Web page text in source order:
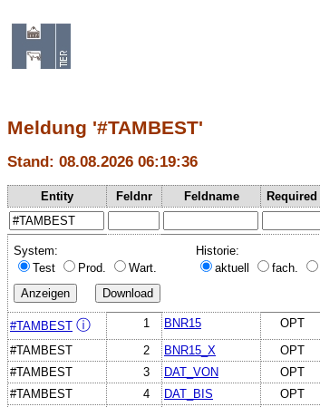
Meldung '#TAMBEST'
Stand: 08.08.2026 06:19:36
Entity Feldnr Feldname Required
System:
Test
Prod. Wart.
Historie:
aktuell
fach.
#TAMBEST ⓘ 1 BNR15 OPT
#TAMBEST
2 BNR15_X OPT
#TAMBEST
3 DAT_VON OPT
#TAMBEST
4 DAT_BIS OPT